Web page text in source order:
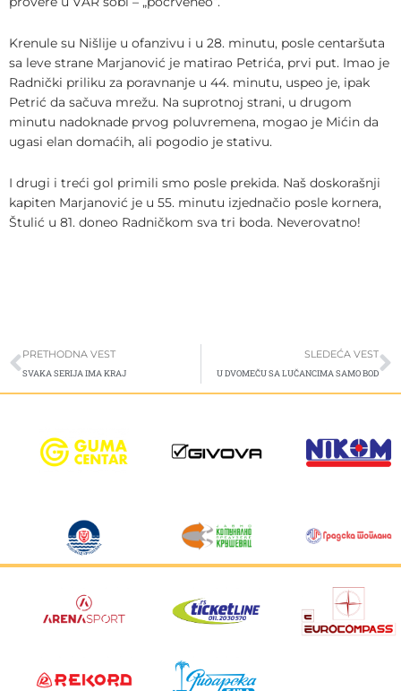
Krenule su Nišlije u ofanzivu i u 28. minutu, posle centaršuta
sa leve strane Marjanović je matirao Petrića, prvi put. Imao je
Radnički priliku za poravnanje u 44. minutu, uspeo je, ipak
Petrić da sačuva mrežu. Na suprotnoj strani, u drugom
minutu nadoknade prvog poluvremena, mogao je Mićin da
ugasi elan domaćih, ali pogodio je stativu.
I drugi i treći gol primili smo posle prekida. Naš doskorašnji
kapiten Marjanović je u 55. minutu izjednačio posle kornera,
Štulić u 81. doneo Radničkom sva tri boda. Neverovatno!
Prev
PRETHODNA VEST
SVAKA SERIJA IMA KRAJ
SLEDEĆA VEST
U DVOMEČU SA LUČANCIMA SAMO BOD